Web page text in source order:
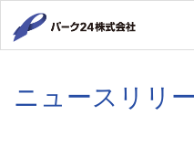
ニュースリリ